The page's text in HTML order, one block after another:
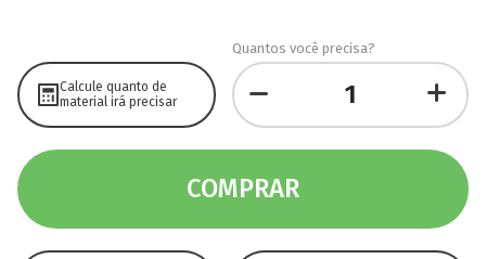
Calcule quanto de
material irá precisar
Quantos você precisa?
COMPRAR